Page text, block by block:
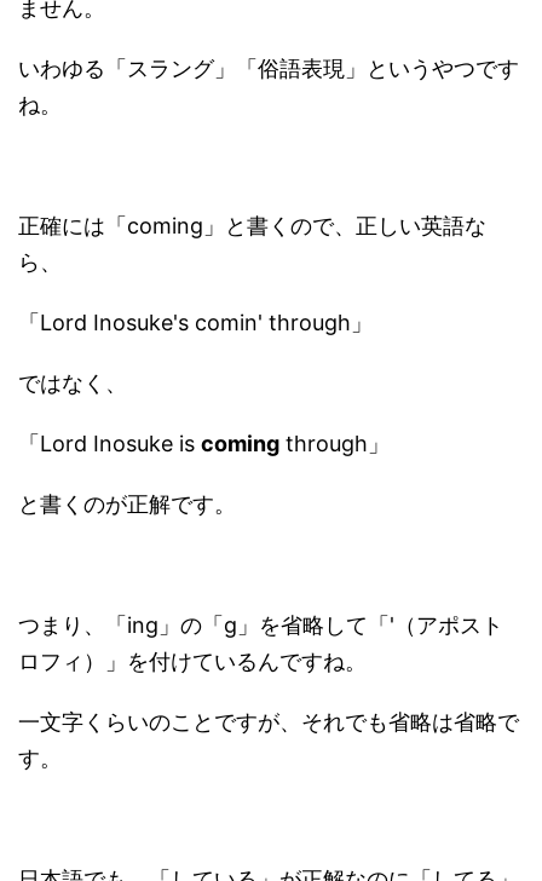
ません。
いわゆる「スラング」「俗語表現」というやつです
ね。
正確には「coming」と書くので、正しい英語な
ら、
「Lord Inosuke's comin' through」
ではなく、
「Lord Inosuke is coming through」
と書くのが正解です。
つまり、「ing」の「g」を省略して「'（アポスト
ロフィ）」を付けているんですね。
一文字くらいのことですが、それでも省略は省略で
す。